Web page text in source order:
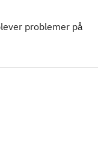
problemer på